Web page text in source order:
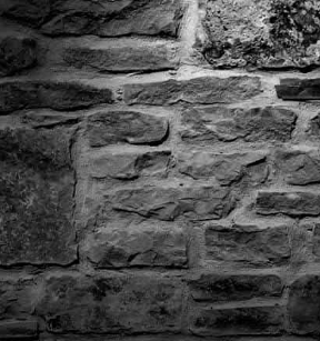
Да, наша поддержка работает